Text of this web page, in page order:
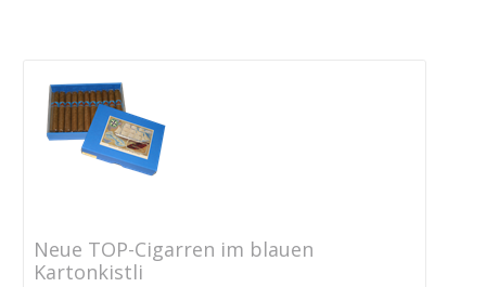
Neue TOP-Cigarren im blauen
Kartonkistli